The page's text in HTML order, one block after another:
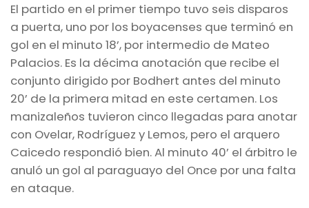
El partido en el primer tiempo tuvo seis disparos
a puerta, uno por los boyacenses que terminó en
gol en el minuto 18’, por intermedio de Mateo
Palacios. Es la décima anotación que recibe el
conjunto dirigido por Bodhert antes del minuto
20’ de la primera mitad en este certamen. Los
manizaleños tuvieron cinco llegadas para anotar
con Ovelar, Rodríguez y Lemos, pero el arquero
Caicedo respondió bien. Al minuto 40’ el árbitro le
anuló un gol al paraguayo del Once por una falta
en ataque.